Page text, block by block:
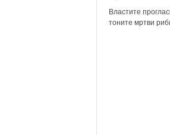
Властите
тоните мртви